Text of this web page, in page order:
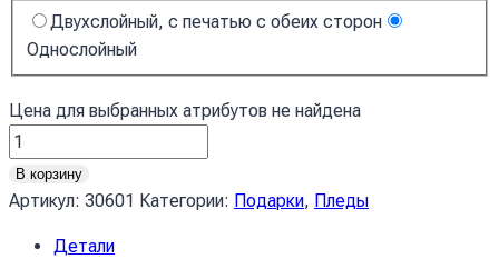
Двухслойный, с печатью с обеих сторон
Однослойный
Цена для выбранных атрибутов не найдена
Количество
товара
Cмішний
Джунглі
В корзину
Артикул: 30601 Категории: Подарки, Пледы
Детали